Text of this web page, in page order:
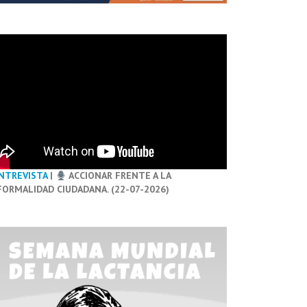
|
ACCIONAR FRENTE A LA
CIUDADANA. (22-07-2026)